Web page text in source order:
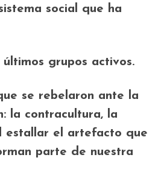
social que ha
grupos activos.
se rebelaron ante la
la contracultura, la
estallar el artefacto que
parte de nuestra